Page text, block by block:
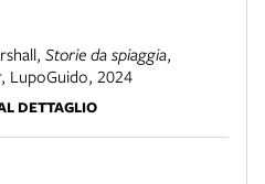
, Storie da spiaggia,
, LupoGuido, 2024
DETTAGLIO